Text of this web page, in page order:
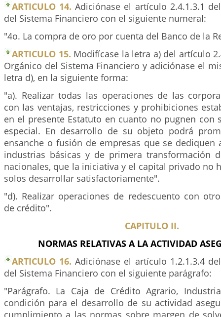
ARTICULO 14. Adiciónase el artículo 2.4.1.3.1
del Sistema Financiero con el siguiente numeral:
"4o. La compra de oro por cuenta del Banco de la
ARTICULO 15. Modifícase la letra a) del artículo
Orgánico del Sistema Financiero y adiciónase el
letra d), en la siguiente forma:
"a). Realizar todas las operaciones de las
con las ventajas, restricciones y prohibiciones
en el presente Estatuto en cuanto no pugnen con
especial. En desarrollo de su objeto podrá
ensanche o fusión de empresas que se dediquen
industrias básicas y de primera transformación
nacionales, que la iniciativa y el capital privado no
solos desarrollar satisfactoriamente".
"d). Realizar operaciones de redescuento con
de crédito".
CAPITULO II.
NORMAS RELATIVAS A LA ACTIVIDAD
ARTICULO 16. Adiciónase el artículo 1.2.1.3.4
del Sistema Financiero con el siguiente parágrafo:
"Parágrafo. La Caja de Crédito Agrario,
condición para el desarrollo de su actividad
cumplimiento a las normas sobre margen de